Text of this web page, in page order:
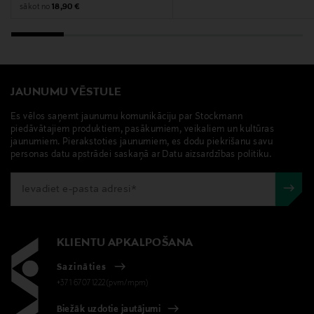
sākot no Original Price
18,90 €
JAUNUMU VĒSTULE
Es vēlos saņemt jaunumu komunikāciju par Stockmann
piedāvātajiem produktiem, pasākumiem, veikaliem un kultūras
jaunumiem. Pierakstoties jaunumiem, es dodu piekrišanu savu
personas datu apstrādei saskaņā ar Datu aizsardzības politiku.
KLIENTU APKALPOŠANA
Sazināties
+371 67071222(pvm/mpm)
Biežāk uzdotie jautājumi